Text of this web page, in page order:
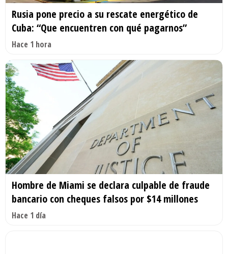
Rusia pone precio a su rescate energético de
Cuba: “Que encuentren con qué pagarnos”
Hace 1 hora
Hombre de Miami se declara culpable de fraude
bancario con cheques falsos por $14 millones
Hace 1 día